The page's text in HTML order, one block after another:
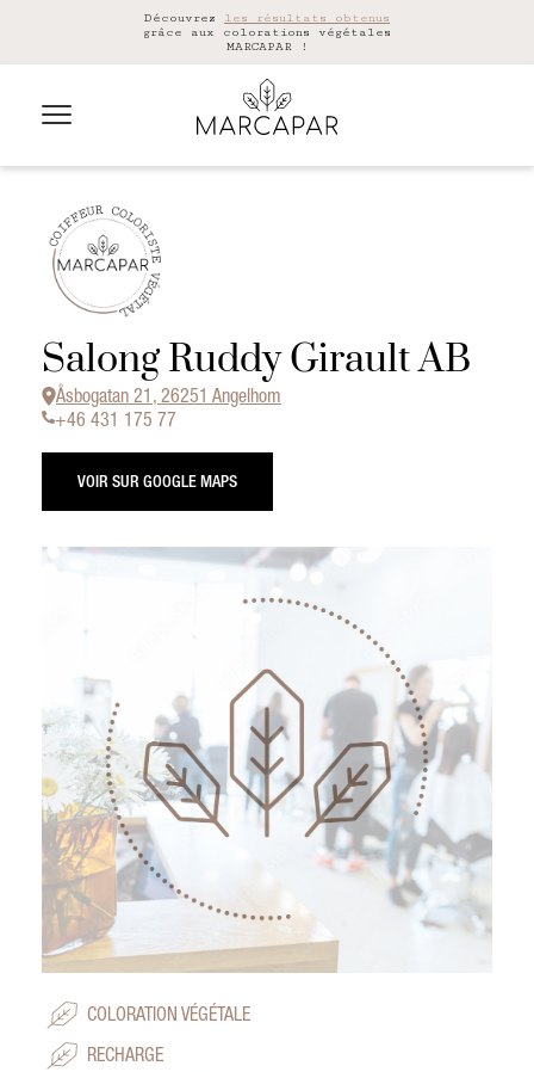
Découvrez les résultats obtenus
grâce aux colorations végétales
MARCAPAR !
Salong Ruddy Girault AB
Åsbogatan 21, 26251 Angelhom
+46 431 175 77
VOIR SUR GOOGLE MAPS
COLORATION VÉGÉTALE
RECHARGE